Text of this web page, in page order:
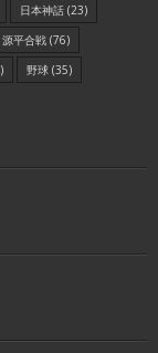
日本神話 (23)
源平合戦 (76)
野球 (35)